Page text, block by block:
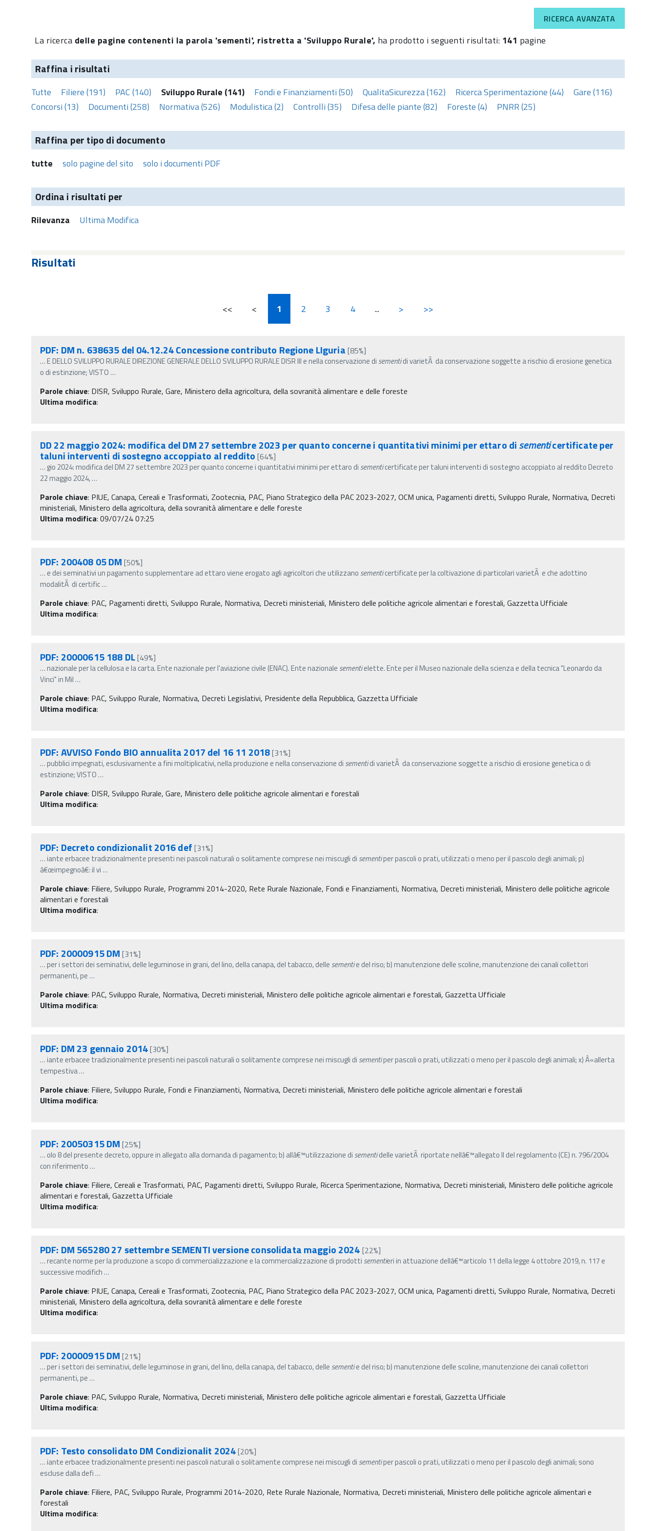
RICERCA AVANZATA
La ricerca delle pagine contenenti la parola 'sementi', ristretta a 'Sviluppo Rurale', ha prodotto i seguenti risultati: 141 pagine
Raffina i risultati
Tutte Filiere (191) PAC (140) Sviluppo Rurale (141) Fondi e Finanziamenti (50) QualitaSicurezza (162) Ricerca Sperimentazione (44)
Gare (116)
Concorsi (13)
Documenti (258) Normativa (526) Modulistica (2) Controlli (35) Difesa delle piante (82) Foreste (4) PNRR (25)
Raffina per tipo di documento
tutte solo pagine del sito solo i documenti PDF
Ordina i risultati per
Rilevanza Ultima Modifica
Risultati
<< < 1 2 3 4 ... > >>
PDF: DM n. 638635 del 04.12.24 Concessione contributo Regione LIguria [85%]
…E DELLO SVILUPPO RURALE DIREZIONE GENERALE DELLO SVILUPPO RURALE DISR III e nella conservazione di sementidi varietÃ da conservazione soggette a rischio di erosione genetica
o di estinzione; VISTO…
Parole chiave: DISR, Sviluppo Rurale, Gare, Ministero della agricoltura, della sovranità alimentare e delle foreste
Ultima modifica:
DD 22 maggio 2024: modifica del DM 27 settembre 2023 per quanto concerne i quantitativi minimi per ettaro disementicertificate per
taluni interventi di sostegno accoppiato al reddito [64%]
… gio 2024: modifica del DM 27 settembre 2023 per quanto concerne i quantitativi minimi per ettaro di sementicertificate per taluni interventi di sostegno accoppiato al reddito Decreto
22 maggio 2024,…
Parole chiave: PIUE, Canapa, Cereali e Trasformati, Zootecnia, PAC, Piano Strategico della PAC 2023-2027, OCM unica, Pagamenti diretti, Sviluppo Rurale, Normativa, Decreti
ministeriali, Ministero della agricoltura, della sovranità alimentare e delle foreste
Ultima modifica: 09/07/24 07:25
PDF: 200408 05 DM [50%]
… e dei seminativi un pagamento supplementare ad ettaro viene erogato agli agricoltori che utilizzano sementicertificate per la coltivazione di particolari varietÃ e che adottino
modalitÃ di certific…
Parole chiave: PAC, Pagamenti diretti, Sviluppo Rurale, Normativa, Decreti ministeriali, Ministero delle politiche agricole alimentari e forestali, Gazzetta Ufficiale
Ultima modifica:
PDF: 20000615 188 DL[49%]
…nazionale per la cellulosa e la carta. Ente nazionale per l'aviazione civile (ENAC). Ente nazionale sementielette. Ente per il Museo nazionale della scienza e della tecnica "Leonardo da
Vinci" in Mil…
Parole chiave: PAC, Sviluppo Rurale, Normativa, Decreti Legislativi, Presidente della Repubblica, Gazzetta Ufficiale
Ultima modifica:
PDF: AVVISO Fondo BIO annualita 2017 del 16 11 2018[31%]
…pubblici impegnati, esclusivamente a fini moltiplicativi, nella produzione e nella conservazione di sementidi varietÃ da conservazione soggette a rischio di erosione genetica o di
estinzione; VISTO…
Parole chiave: DISR, Sviluppo Rurale, Gare, Ministero delle politiche agricole alimentari e forestali
Ultima modifica:
PDF: Decreto condizionalit 2016 def [31%]
…iante erbacee tradizionalmente presenti nei pascoli naturali o solitamente comprese nei miscugli di sementiper pascoli o prati, utilizzati o meno per il pascolo degli animali; p)
â€œimpegnoâ€: il vi…
Parole chiave: Filiere, Sviluppo Rurale, Programmi 2014-2020, Rete Rurale Nazionale, Fondi e Finanziamenti, Normativa, Decreti ministeriali, Ministero delle politiche agricole
alimentari e forestali
Ultima modifica:
PDF: 20000915 DM [31%]
…per i settori dei seminativi, delle leguminose in grani, del lino, della canapa, del tabacco, delle sementie del riso; b) manutenzione delle scoline, manutenzione dei canali collettori
permanenti, pe…
Parole chiave: PAC, Sviluppo Rurale, Normativa, Decreti ministeriali, Ministero delle politiche agricole alimentari e forestali, Gazzetta Ufficiale
Ultima modifica:
PDF: DM 23 gennaio 2014[30%]
…iante erbacee tradizionalmente presenti nei pascoli naturali o solitamente comprese nei miscugli di sementiper pascoli o prati, utilizzati o meno per il pascolo degli animali; x) Â«allerta
tempestiva…
Parole chiave: Filiere, Sviluppo Rurale, Fondi e Finanziamenti, Normativa, Decreti ministeriali, Ministero delle politiche agricole alimentari e forestali
Ultima modifica:
PDF: 20050315 DM [25%]
… olo 8 del presente decreto, oppure in allegato alla domanda di pagamento; b) allâ€™utilizzazione di sementidelle varietÃ riportate nellâ€™allegato II del regolamento (CE) n. 796/2004
con riferimento…
Parole chiave: Filiere, Cereali e Trasformati, PAC, Pagamenti diretti, Sviluppo Rurale, Ricerca Sperimentazione, Normativa, Decreti ministeriali, Ministero delle politiche agricole
alimentari e forestali, Gazzetta Ufficiale
Ultima modifica:
PDF: DM 565280 27 settembre SEMENTI versione consolidata maggio 2024 [22%]
…recante norme per la produzione a scopo di commercializzazione e la commercializzazione di prodotti sementieri in attuazione dellâ€™articolo 11 della legge 4 ottobre 2019, n. 117 e
successive modifich…
Parole chiave: PIUE, Canapa, Cereali e Trasformati, Zootecnia, PAC, Piano Strategico della PAC 2023-2027, OCM unica, Pagamenti diretti, Sviluppo Rurale, Normativa, Decreti
ministeriali, Ministero della agricoltura, della sovranità alimentare e delle foreste
Ultima modifica:
PDF: 20000915 DM [21%]
…per i settori dei seminativi, delle leguminose in grani, del lino, della canapa, del tabacco, delle sementie del riso; b) manutenzione delle scoline, manutenzione dei canali collettori
permanenti, pe…
Parole chiave: PAC, Sviluppo Rurale, Normativa, Decreti ministeriali, Ministero delle politiche agricole alimentari e forestali, Gazzetta Ufficiale
Ultima modifica:
PDF: Testo consolidato DM Condizionalit 2024[20%]
…iante erbacee tradizionalmente presenti nei pascoli naturali o solitamente comprese nei miscugli di sementiper pascoli o prati, utilizzati o meno per il pascolo degli animali; sono
escluse dalla defi…
Parole chiave: Filiere, PAC, Sviluppo Rurale, Programmi 2014-2020, Rete Rurale Nazionale, Normativa, Decreti ministeriali, Ministero delle politiche agricole alimentari e
forestali
Ultima modifica: